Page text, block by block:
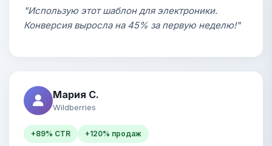
"Использую этот шаблон для электроники.
Конверсия выросла на 45% за первую неделю!"
Мария С.
Wildberries
+89% CTR +120% продаж